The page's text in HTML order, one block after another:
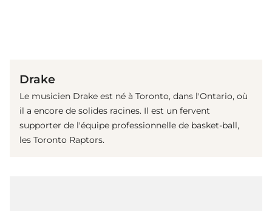
Drake
Le musicien Drake est né à Toronto, dans l'Ontario, où
il a encore de solides racines. Il est un fervent
supporter de l'équipe professionnelle de basket-ball,
les Toronto Raptors.